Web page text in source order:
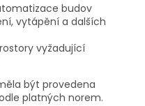
budov
vytápění a dalších
vyžadující
být provedena
platných norem.